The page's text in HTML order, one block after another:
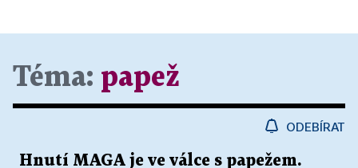
Téma: papež
ODEBÍRAT
Hnutí MAGA je ve válce s papežem.